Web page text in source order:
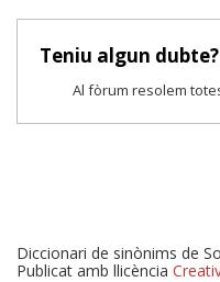
Teniu algun dubte?
Al fòrum resolem
Diccionari de sinònims de
Publicat amb llicència